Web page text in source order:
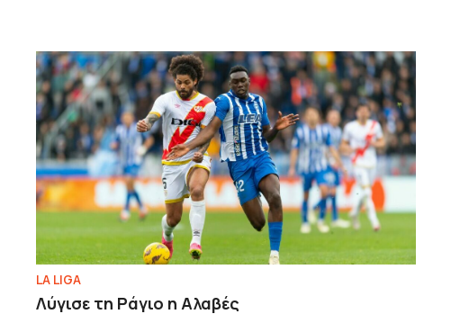
LA LIGA
Λύγισε τη Ράγιο η Αλαβές